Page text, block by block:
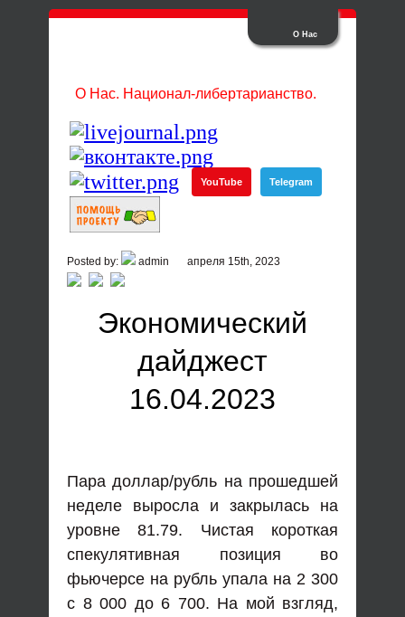
О Нас
О Нас. Национал-либертарианство.
YouTube Telegram
Posted by: admin апреля 15th, 2023
Экономический
дайджест
16.04.2023
Пара доллар/рубль на прошедшей
неделе выросла и закрылась на
уровне 81.79. Чистая короткая
спекулятивная позиция во
фьючерсе на рубль упала на 2 300
с 8 000 до 6 700. На мой взгляд,